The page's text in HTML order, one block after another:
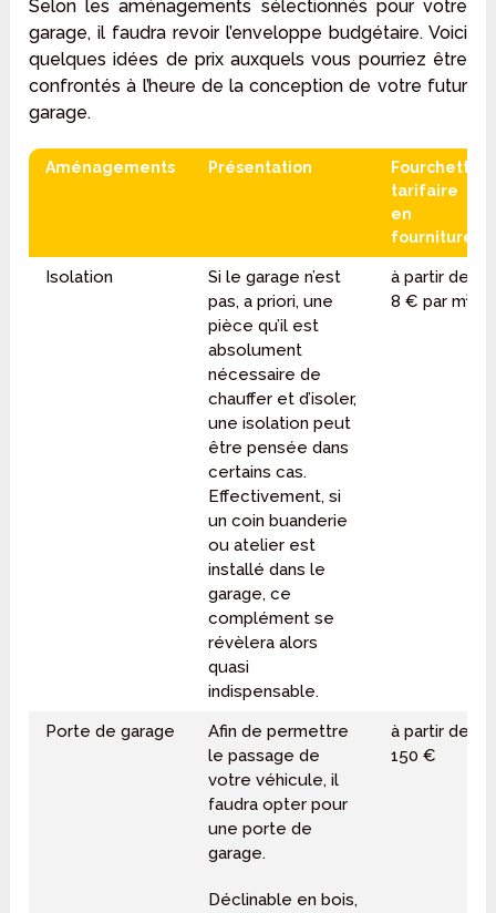
Selon les aménagements sélectionnés pour votre
garage, il faudra revoir l’enveloppe budgétaire. Voici
quelques idées de prix auxquels vous pourriez être
confrontés à l’heure de la conception de votre futur
garage.
Aménagements Présentation
Fourchette
tarifaire
en
fourniture
Isolation
Si le garage n’est
pas, a priori, une
pièce qu’il est
absolument
nécessaire de
chauffer et d’isoler,
une isolation peut
être pensée dans
certains cas.
Effectivement, si
un coin buanderie
ou atelier est
installé dans le
garage, ce
complément se
révèlera alors
quasi
indispensable.
à partir de
8 € par m²
Porte de garage
Afin de permettre
le passage de
votre véhicule, il
faudra opter pour
une porte de
garage.
Déclinable en bois,
à partir de
150 €